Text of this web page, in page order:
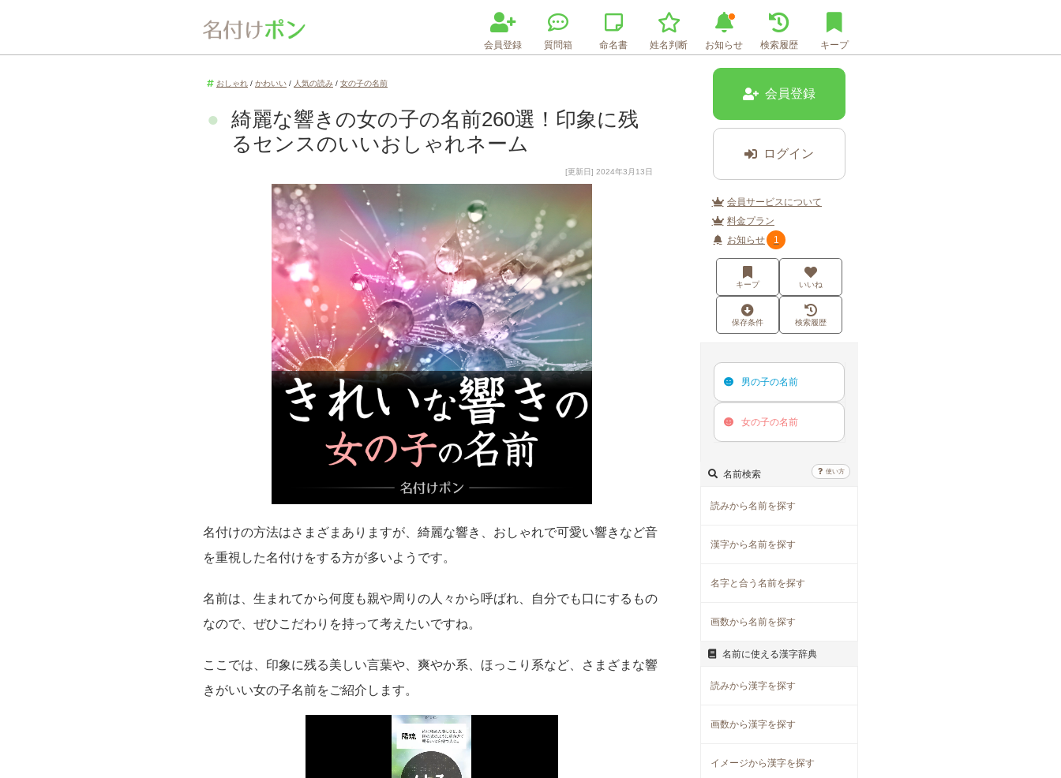
会員登録 質問箱 命名書 姓名判断 お知らせ 検索履歴 キープ
おしゃれ / かわいい / 人気の読み / 女の子の名前
綺麗な響きの女の子の名前260選！印象に残
るセンスのいいおしゃれネーム
[更新日] 2024年3月13日
名付けの方法はさまざまありますが、綺麗な響き、おしゃれで可愛い響きなど音
を重視した名付けをする方が多いようです。
名前は、生まれてから何度も親や周りの人々から呼ばれ、自分でも口にするもの
なので、ぜひこだわりを持って考えたいですね。
ここでは、印象に残る美しい言葉や、爽やか系、ほっこり系など、さまざまな響
きがいい女の子名前をご紹介します。
会員登録
ログイン
会員サービスについて
料金プラン
お知らせ
1
キープ いいね
保存条件 検索履歴
男の子の名前
女の子の名前
名前検索 使い方
読みから名前を探す
漢字から名前を探す
名字と合う名前を探す
画数から名前を探す
名前に使える漢字辞典
読みから漢字を探す
画数から漢字を探す
イメージから漢字を探す